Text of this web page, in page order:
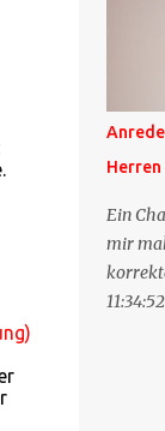
damit
was
Diese
(URL
Ein
mir